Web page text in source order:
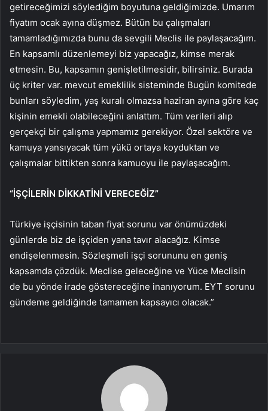
getireceğimizi söylediğim boyutuna geldiğimizde. Umarım
fiyatım ocak ayına düşmez. Bütün bu çalışmaları
tamamladığımızda bunu da sevgili Meclis ile paylaşacağım.
En kapsamlı düzenlemeyi biz yapacağız, kimse merak
etmesin. Bu, kapsamın genişletilmesidir, bilirsiniz. Burada
üç kriter var. mevcut emeklilik sisteminde Bugün komitede
bunları söyledim, yaş kuralı olmazsa haziran ayına göre kaç
kişinin emekli olabileceğini anlattım. Tüm verileri alıp
gerçekçi bir çalışma yapmamız gerekiyor. Özel sektöre ve
kamuya yansıyacak tüm yükü ortaya koyduktan ve
çalışmalar bittikten sonra kamuoyu ile paylaşacağım.
“İŞÇİLERİN DİKKATİNİ VERECEĞİZ”
Türkiye işçisinin taban fiyat sorunu var önümüzdeki
günlerde biz de işçiden yana tavır alacağız. Kimse
endişelenmesin. Sözleşmeli işçi sorununu en geniş
kapsamda çözdük. Meclise geleceğine ve Yüce Meclisin
de bu yönde irade göstereceğine inanıyorum. EYT sorunu
gündeme geldiğinde tamamen kapsayıcı olacak.”